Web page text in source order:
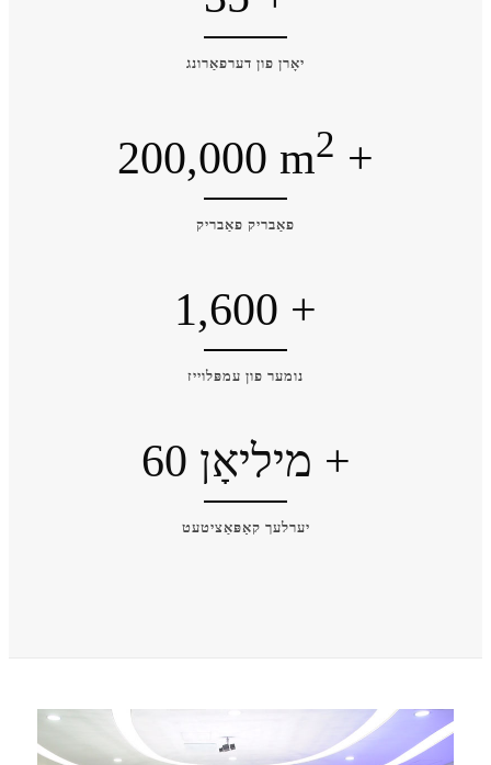
יאָרן פון דערפאַרונג
200,000 m2 +
פאַבריק פאַבריק
1,600 +
נומער פון עמפּלוייז
60 מיליאָן +
יערלעך קאַפּאַציטעט